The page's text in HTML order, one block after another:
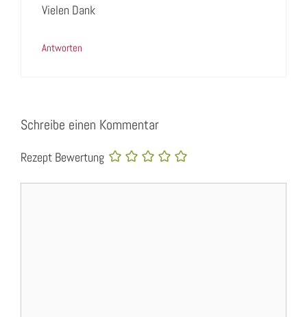
Vielen Dank
Antworten
Schreibe einen Kommentar
Rezept Bewertung